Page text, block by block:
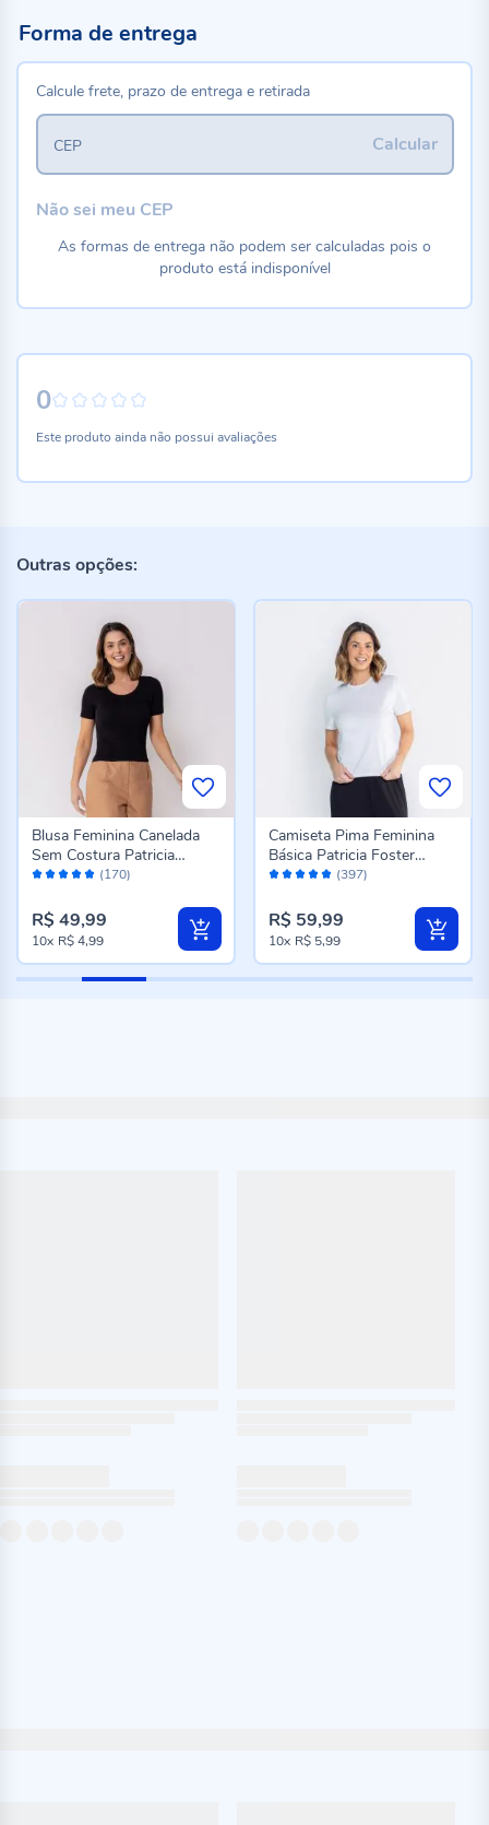
0
Este produto ainda não possui avaliações
Forma de entrega
Calcule frete, prazo de entrega e retirada
Calcular
CEP
Não sei meu CEP
As formas de entrega não podem ser calculadas pois o
produto está indisponível
Outras opções:
Avaliação: (170)
Blusa Feminina Canelada
Sem Costura Patricia
Foster Preto
R$ 49,99
10x R$ 4,99
Avaliação: (397)
Camiseta Pima Feminina
Básica Patricia Foster
Branco
R$ 59,99
10x R$ 5,99